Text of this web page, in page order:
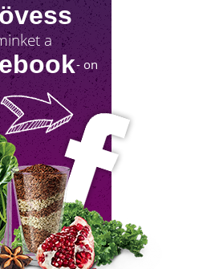
ÍGY KERÜLD EL AZ
ŐRÜLETET!
sok családban nem
kezdet, hanem egy stresszes
Ugyanakkor lehet jól csinálni!
tovább a tippekért!
a
- on